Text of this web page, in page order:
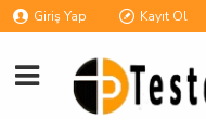
Giriş Yap Kayıt Ol